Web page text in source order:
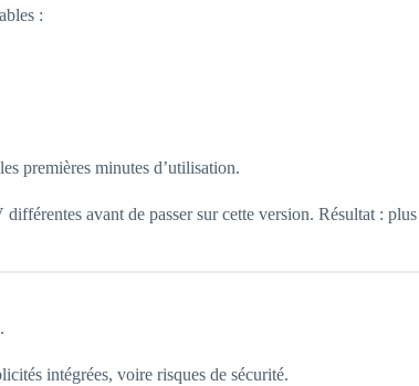
:
premières minutes d’utilisation.
avant de passer sur cette version. Résultat : plus
.
intégrées, voire risques de sécurité.